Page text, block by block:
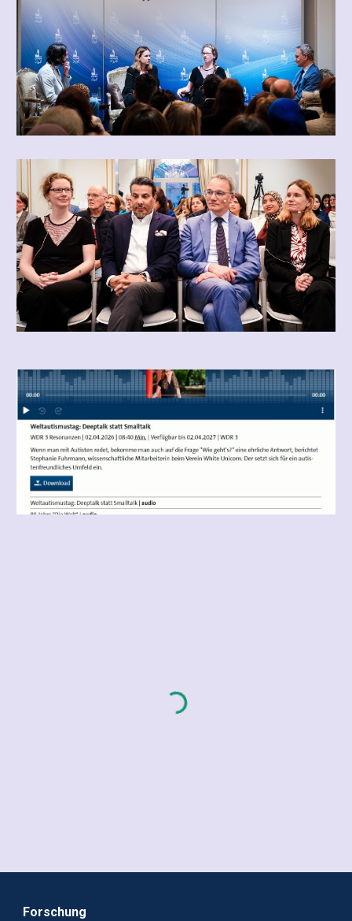
Forschung